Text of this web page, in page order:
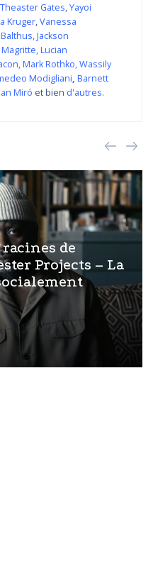
Theaster Gates,Yayoi
Kruger,Vanessa
Balthus,Jackson
,Lucian
,Mark Rothko,Wassily
Modigliani, Barnett
Miró et bien d'autres.
racines de
Projects – La